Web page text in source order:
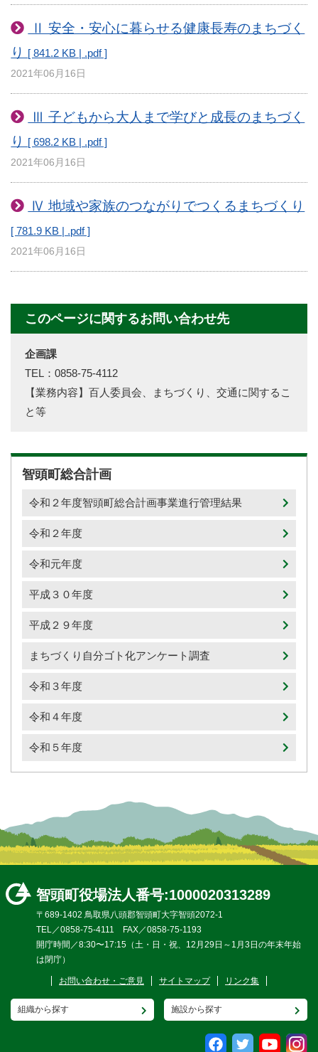
Ⅱ 安全・安心に暮らせる健康長寿のまちづく
り [ 841.2 KB | .pdf ]
2021年06月16日
Ⅲ 子どもから大人まで学びと成長のまちづく
り [ 698.2 KB | .pdf ]
2021年06月16日
Ⅳ 地域や家族のつながりでつくるまちづくり
[ 781.9 KB | .pdf ]
2021年06月16日
このページに関するお問い合わせ先
企画課
TEL：0858-75-4112
【業務内容】百人委員会、まちづくり、交通に関するこ
と等
智頭町総合計画
令和２年度智頭町総合計画事業進行管理結果
令和２年度
令和元年度
平成３０年度
平成２９年度
まちづくり自分ゴト化アンケート調査
令和３年度
令和４年度
令和５年度
智頭町役場法人番号:1000020313289
〒689-1402 鳥取県八頭郡智頭町大字智頭2072-1
TEL／0858-75-4111 FAX／0858-75-1193
開庁時間／8:30〜17:15（土・日・祝、12月29日～1月3日の年末年始
は閉庁）
お問い合わせ・ご意見 サイトマップ リンク集
組織から探す 施設から探す